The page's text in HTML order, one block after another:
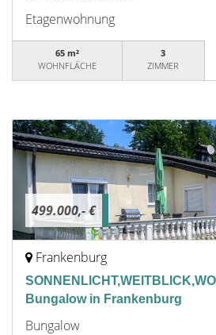
Etagenwohnung
65 m²
WOHNFLÄCHE
3
ZIMMER
499.000,- €
Frankenburg
Bungalow in Frankenburg
Bungalow